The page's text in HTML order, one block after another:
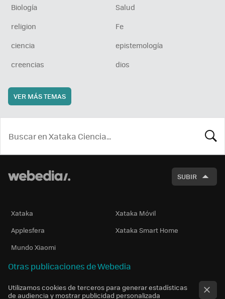
Biología
Salud
religion
Fe
ciencia
epistemología
creencias
dios
VER MÁS TEMAS
SUBIR
Xataka
Xataka Móvil
Applesfera
Xataka Smart Home
Mundo Xiaomi
Otras publicaciones de Webedia
Utilizamos cookies de terceros para generar estadísticas
de audiencia y mostrar publicidad personalizada